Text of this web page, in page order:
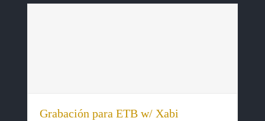
Grabación para ETB w/ Xabi